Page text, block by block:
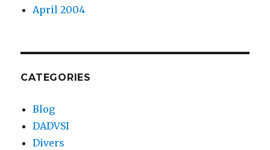
April 2004
CATEGORIES
Blog
DADVSI
Divers